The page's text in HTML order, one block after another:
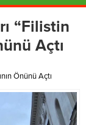
“Filistin
Açtı
Önünü Açtı